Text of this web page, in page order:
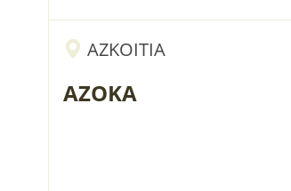
AZKOITIA
AZOKA